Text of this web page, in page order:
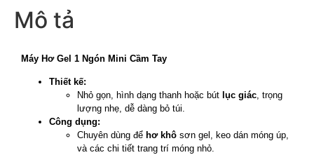
Mô tả
Máy Hơ Gel 1 Ngón Mini Cầm Tay
Thiết kế:
Nhỏ gọn, hình dạng thanh hoặc bút lục giác, trọng
lượng nhẹ, dễ dàng bỏ túi.
Công dụng:
Chuyên dùng để hơ khô sơn gel, keo dán móng úp,
và các chi tiết trang trí móng nhỏ.